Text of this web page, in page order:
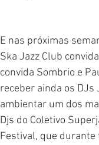
E nas próximas
Ska Jazz Club
convida Sombrio e
receber ainda os
ambientar um dos
Djs do Coletivo
Festival, que